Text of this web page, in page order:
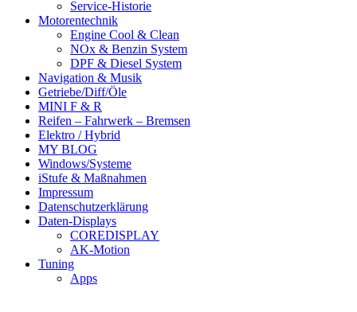
Service-Historie
Motorentechnik
Engine Cool & Clean
NOx & Benzin System
DPF & Diesel System
Navigation & Musik
Getriebe/Diff/Öle
MINI F & R
Reifen – Fahrwerk – Bremsen
Elektro / Hybrid
MY BLOG
Windows/Systeme
iStufe & Maßnahmen
Impressum
Datenschutzerklärung
Daten-Displays
COREDISPLAY
AK-Motion
Tuning
Apps